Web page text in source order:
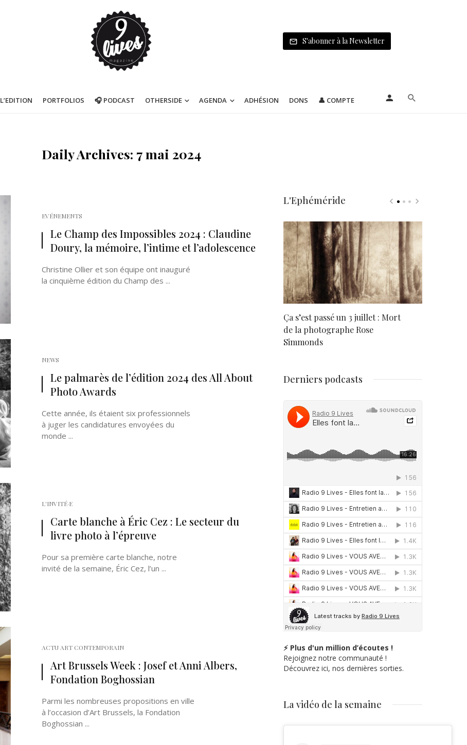
S'abonner à la Newsletter
L’EDITION PORTFOLIOS 🎧 PODCAST OTHERSIDE AGENDA ADHÉSION DONS 👤 COMPTE
Daily Archives: 7 mai 2024
EVÉNEMENTS
Le Champ des Impossibles 2024 : Claudine
Doury, la mémoire, l’intime et l’adolescence
Christine Ollier et son équipe ont inauguré
la cinquième édition du Champ des ...
NEWS
Le palmarès de l’édition 2024 des All About
Photo Awards
Cette année, ils étaient six professionnels
à juger les candidatures envoyées du
monde ...
L'INVITÉ·E
Carte blanche à Éric Cez : Le secteur du
livre photo à l’épreuve
Pour sa première carte blanche, notre
invité de la semaine, Éric Cez, l’un ...
ACTU ART CONTEMPORAIN
Art Brussels Week : Josef et Anni Albers,
Fondation Boghossian
Parmi les nombreuses propositions en ville
à l’occasion d’Art Brussels, la Fondation
Boghossian ...
L'Ephéméride
Ça s’est passé un 3 juillet : Mort
de la photographe Rose
Simmonds
Derniers podcasts
⚡ Plus d'un million d’écoutes !
Rejoignez notre communauté !
Découvrez ici, nos dernières sorties.
La vidéo de la semaine